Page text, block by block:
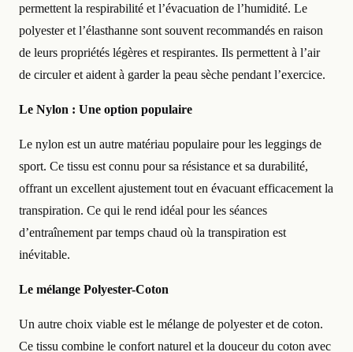
permettent la respirabilité et l’évacuation de l’humidité. Le
polyester et l’élasthanne sont souvent recommandés en raison
de leurs propriétés légères et respirantes. Ils permettent à l’air
de circuler et aident à garder la peau sèche pendant l’exercice.
Le Nylon : Une option populaire
Le nylon est un autre matériau populaire pour les leggings de
sport. Ce tissu est connu pour sa résistance et sa durabilité,
offrant un excellent ajustement tout en évacuant efficacement la
transpiration. Ce qui le rend idéal pour les séances
d’entraînement par temps chaud où la transpiration est
inévitable.
Le mélange Polyester-Coton
Un autre choix viable est le mélange de polyester et de coton.
Ce tissu combine le confort naturel et la douceur du coton avec